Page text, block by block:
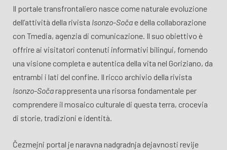
Il portale transfrontaliero nasce come naturale evoluzione
dell’attività della rivista Isonzo-Sočae della collaborazione
con Tmedia, agenzia di comunicazione. Il suo obiettivo è
offrire ai visitatori contenuti informativi bilingui, fornendo
una visione completa e autentica della vita nel Goriziano, da
entrambi i lati del confine. Il ricco archivio della rivista
Isonzo-Sočarappresenta una risorsa fondamentale per
comprendere il mosaico culturale di questa terra, crocevia
di storie, tradizioni e identità.
Čezmejni portal je naravna nadgradnja dejavnosti revije